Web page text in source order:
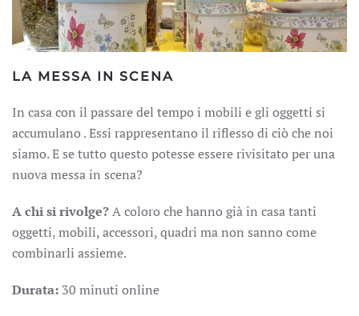
LA MESSA IN SCENA
In casa con il passare del tempo i mobili e gli oggetti si
accumulano . Essi rappresentano il riflesso di ciò che noi
siamo. E se tutto questo potesse essere rivisitato per una
nuova messa in scena?
A chi si rivolge?A coloro che hanno già in casa tanti
oggetti, mobili, accessori, quadri ma non sanno come
combinarli assieme.
Durata: 30 minuti online